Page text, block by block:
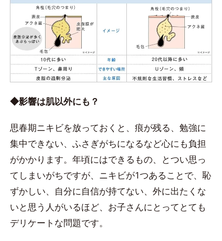
◆影響は肌以外にも？
思春期ニキビを放っておくと、痕が残る、勉強に
集中できない、ふさぎがちになるなど心にも負担
がかかります。年頃にはできるもの、とつい思っ
てしまいがちですが、ニキビが1つあることで、恥
ずかしい、自分に自信が持てない、外に出たくな
いと思う人がいるほど、お子さんにとってとても
デリケートな問題です。